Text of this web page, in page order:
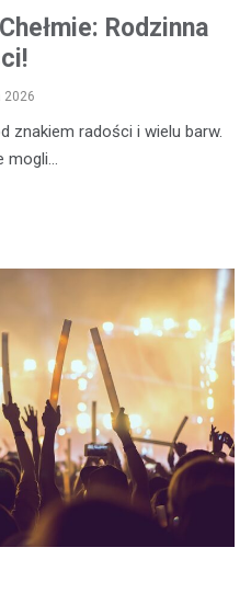
Rodzinna
2026
znakiem radości i wielu barw.
mogli…